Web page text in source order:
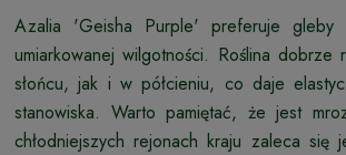
Azalia 'Geisha Purple' preferuje
umiarkowanej wilgotności. Roślina dobrze
słońcu, jak i w półcieniu, co daje
stanowiska. Warto pamiętać, że jest
chłodniejszych rejonach kraju zaleca się